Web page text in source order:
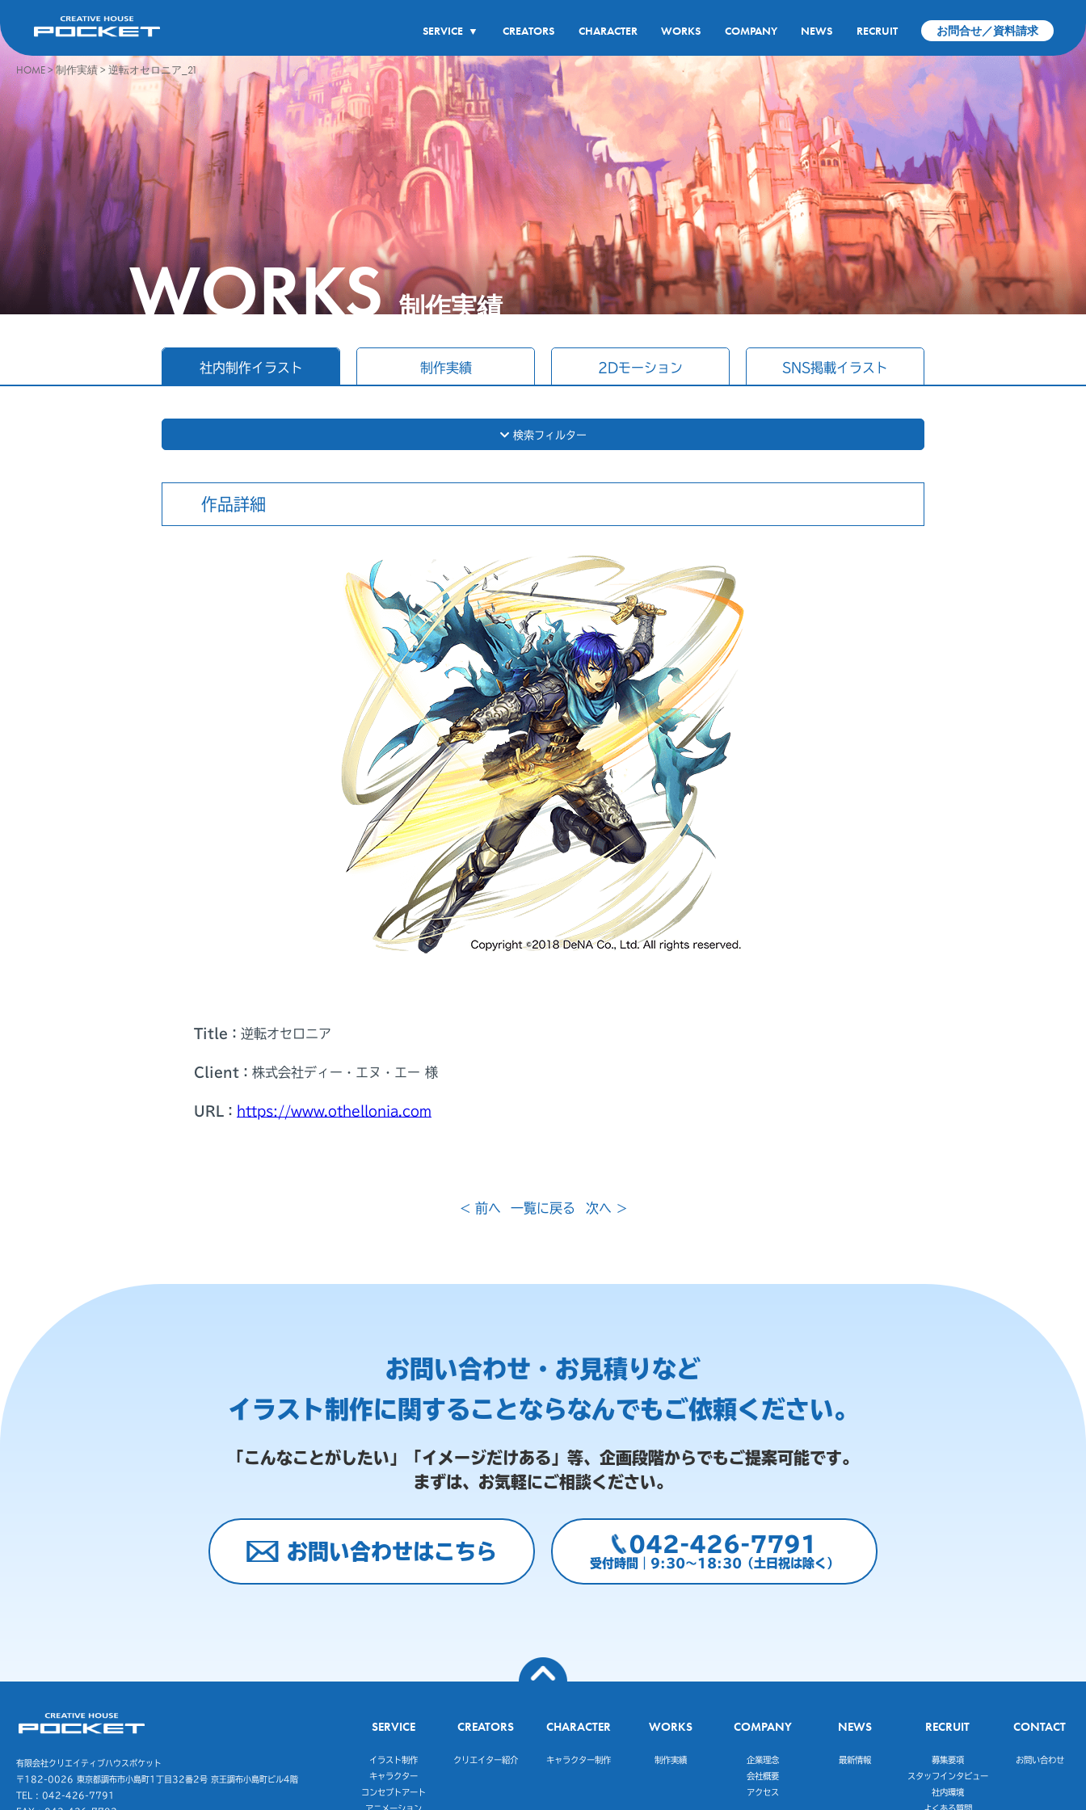
SERVICE ▼ CREATORS CHARACTER WORKS COMPANY NEWS RECRUIT お問合せ／資料請求
HOME>制作実績>逆転オセロニア_21
WORKS 制作実績
社内制作イラスト 制作実績 2Dモーション SNS掲載イラスト
検索フィルター
作品詳細
Title： 逆転オセロニア
Client： 株式会社ディー・エヌ・エー 様
URL： https://www.othellonia.com
< 前へ 一覧に戻る 次へ >
お問い合わせ・お見積りなど
イラスト制作に関することならなんでもご依頼ください。
「こんなことがしたい」「イメージだけある」等、 企画段階からでもご提案可能です。
まずは、お気軽にご相談ください。
お問い合わせはこちら 042-426-7791
受付時間｜9:30～18:30（土日祝は除く）
有限会社クリエイティブハウスポケット
〒182-0026 東京都調布市小島町1丁目32番2号京王調布小島町ビル4階
TEL : 042-426-7791
SERVICE
イラスト制作
キャラクター
コンセプトアート
CREATORS
クリエイター紹介
CHARACTER
キャラクター制作
WORKS
制作実績
COMPANY
企業理念
会社概要
アクセス
NEWS
最新情報
RECRUIT
募集要項
スタッフインタビュー
社内環境
CONTACT
お問い合わせ